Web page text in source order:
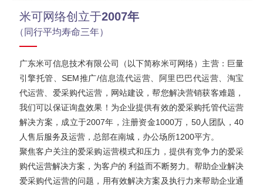
米可网络创立于2007年
（同行平均寿命三年）
广东米可信息技术有限公司（以下简称米可网络）主营：巨量
引擎托管、SEM推广/信息流代运营、阿里巴巴代运营、淘宝
代运营、爱采购代运营，网站建设，帮您解决营销获客难题，
我们可以保证询盘效果！为企业提供有效的爱采购托管代运营
解决方案，成立于2007年，注册资金1000万，50人团队，40
人售后服务及运营，总部在南城，办公场所1200平方。
聚焦客户关注的爱采购运营模式和压力，提供有竞争力的爱采
购代运营解决方案，为客户的 利益而不断努力。帮助企业解决
爱采购代运营的问题，用有效解决方案及执行力来帮助企业通